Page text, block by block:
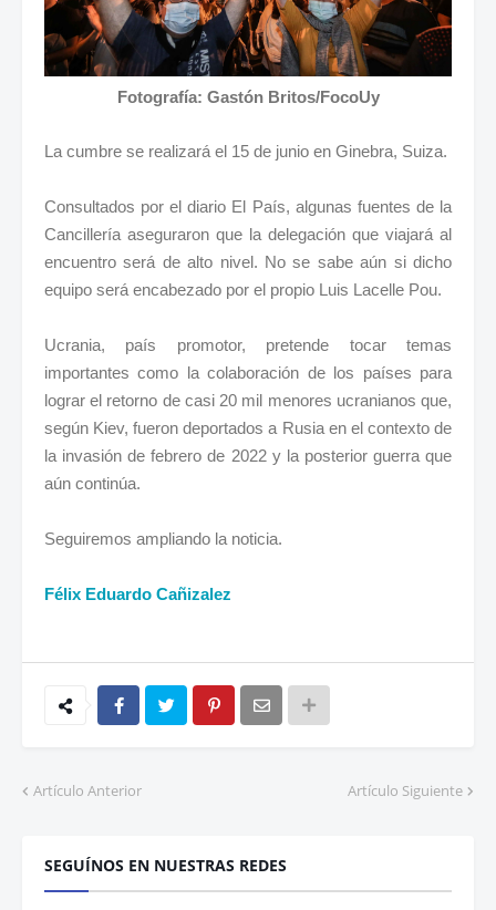
Fotografía: Gastón Britos/FocoUy
La cumbre se realizará el 15 de junio en Ginebra, Suiza.
Consultados por el diario El País, algunas fuentes de la
Cancillería aseguraron que la delegación que viajará al
encuentro será de alto nivel. No se sabe aún si dicho
equipo será encabezado por el propio Luis Lacelle Pou.
Ucrania, país promotor, pretende tocar temas
importantes como la colaboración de los países para
lograr el retorno de casi 20 mil menores ucranianos que,
según Kiev, fueron deportados a Rusia en el contexto de
la invasión de febrero de 2022 y la posterior guerra que
aún continúa.
Seguiremos ampliando la noticia.
Félix Eduardo Cañizalez
Artículo Anterior Artículo Siguiente
SEGUÍNOS EN NUESTRAS REDES